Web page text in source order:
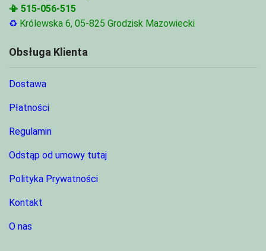
📳 515-056-515
♻ Królewska 6, 05-825 Grodzisk Mazowiecki
Obsługa Klienta
Dostawa
Płatności
Regulamin
Odstąp od umowy tutaj
Polityka Prywatności
Kontakt
O nas